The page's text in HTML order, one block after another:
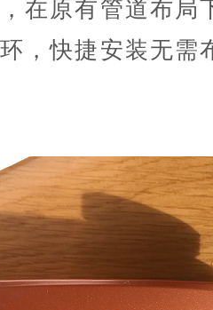
在原有管道布局
，快捷安装无需